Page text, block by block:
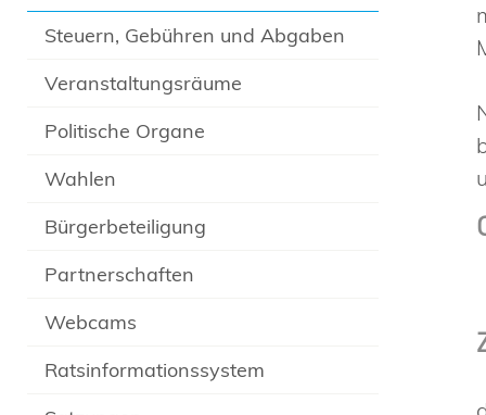
Steuern, Gebühren und Abgaben
Veranstaltungsräume
Politische Organe
Wahlen
Bürgerbeteiligung
Partnerschaften
Webcams
Ratsinformationssystem